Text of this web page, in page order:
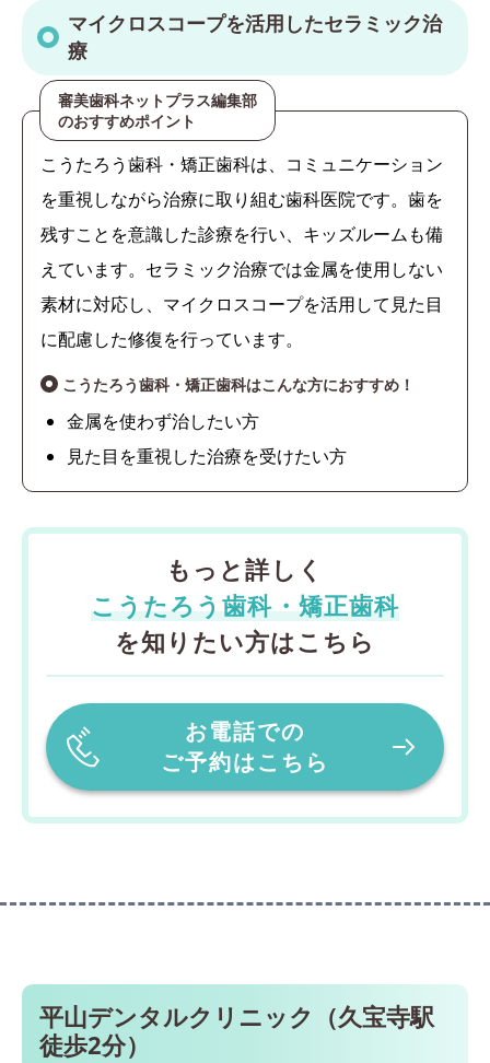
マイクロスコープを活用したセラミック治
療
審美歯科ネットプラス編集部
のおすすめポイント
こうたろう歯科・矯正歯科は、コミュニケーション
を重視しながら治療に取り組む歯科医院です。歯を
残すことを意識した診療を行い、キッズルームも備
えています。セラミック治療では金属を使用しない
素材に対応し、マイクロスコープを活用して見た目
に配慮した修復を行っています。
こうたろう歯科・矯正歯科はこんな方におすすめ！
金属を使わず治したい方
見た目を重視した治療を受けたい方
もっと詳しく
こうたろう歯科・矯正歯科
を知りたい方はこちら
お電話での
ご予約はこちら
平山デンタルクリニック（久宝寺駅
徒歩2分）